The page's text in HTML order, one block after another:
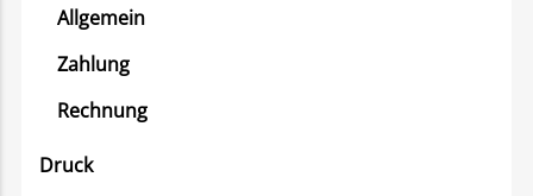
Allgemein
Zahlung
Rechnung
Druck